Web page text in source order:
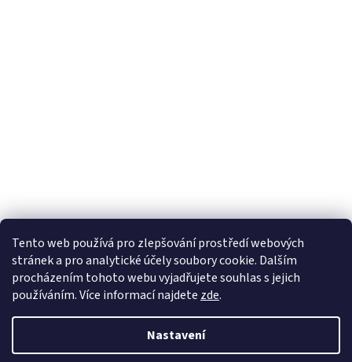
Tento web používá pro zlepšování prostředí webových
stránek a pro analytické účelysoubory cookie. Dalším
procházením tohoto webu vyjadřujete souhlas s jejich
používáním. Více informacínajdete zde.
Nastavení
Sledovat na Instagramu